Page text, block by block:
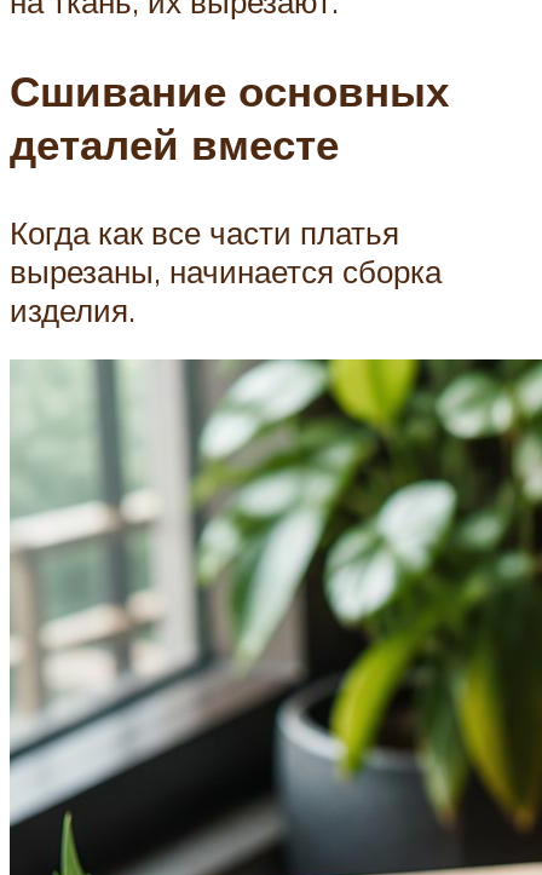
Сшивание основных
деталей вместе
Когда как все части платья
вырезаны, начинается сборка
изделия.